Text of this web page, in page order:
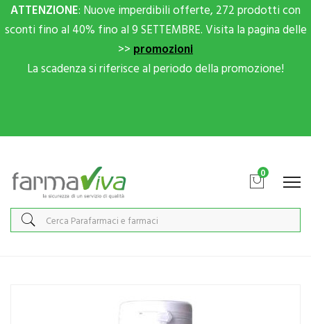
ATTENZIONE: Nuove imperdibili offerte, 272 prodotti con
sconti fino al 40% fino al 9 SETTEMBRE. Visita la pagina delle
>> promozioni
La scadenza si riferisce al periodo della promozione!
0
Alimentare 84 Capsule